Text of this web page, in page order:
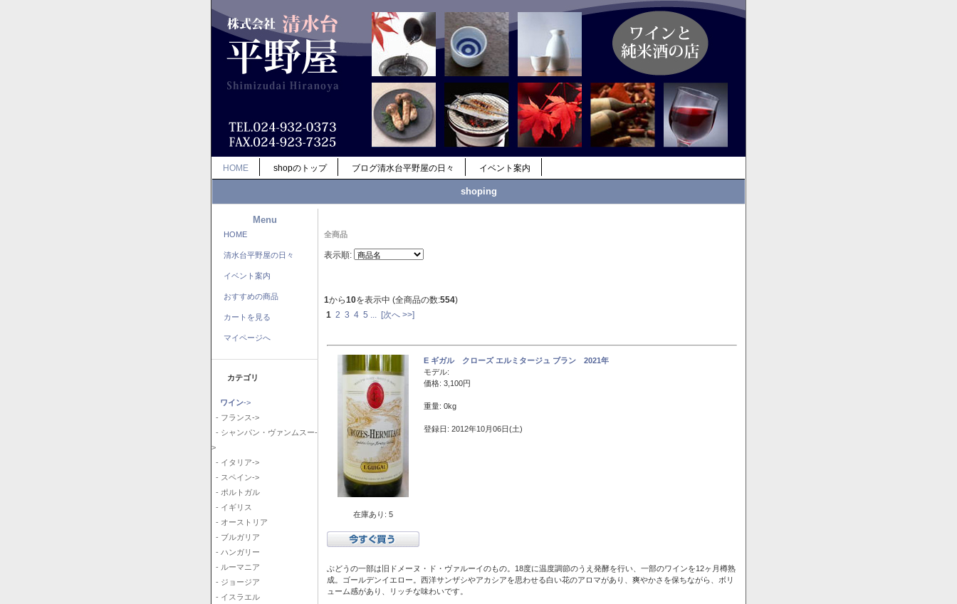
HOME shopのトップ ブログ清水台平野屋の日々 イベント案内
shoping
Menu
HOME
清水台平野屋の日々
イベント案内
おすすめの商品
カートを見る
マイページへ
カテゴリ
ワイン->
- フランス->
- シャンパン・ヴァンムスー-
>
- イタリア->
- スペイン->
- ポルトガル
- イギリス
- オーストリア
- ブルガリア
- ハンガリー
- ルーマニア
- ジョージア
- イスラエル
全商品
表示順:
1から10を表示中 (全商品の数:554)
1 2 3 4 5 [次へ >>]
在庫あり: 5
E ギガル クローズ エルミタージュ ブラン 2021年
モデル:
価格: 3,100円
重量: 0kg
登録日: 2012年10月06日(土)
ぶどうの一部は旧ドメーヌ・ド・ヴァルーイのもの。18度に温度調節のうえ発酵を行い、一部のワインを12ヶ月樽熟
成。ゴールデンイエロー。西洋サンザシやアカシアを思わせる白い花のアロマがあり、爽やかさを保ちながら、ボリ
ューム感があり、リッチな味わいです。